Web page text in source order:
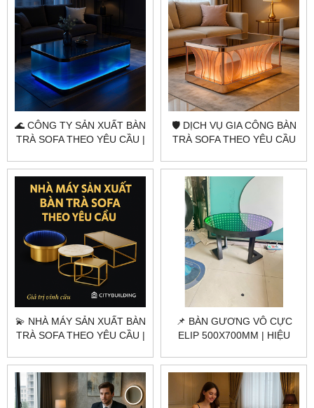
🌊 CÔNG TY SẢN XUẤT BÀN
TRÀ SOFA THEO YÊU CẦU |
TỪNG CHI TIẾT
🛡️ DỊCH VỤ GIA CÔNG BÀN
TRÀ SOFA THEO YÊU CẦU
PHONG CÁCH RIÊNG CHO
KHÔNG GIAN SỐNG
💫 NHÀ MÁY SẢN XUẤT BÀN
TRÀ SOFA THEO YÊU CẦU |
TRỌNG, TINH TẾ, BỀN ĐẸP
📌 BÀN GƯƠNG VÔ CỰC
ELIP 500X700MM | HIỆU
CHILL – CITYBUILDING